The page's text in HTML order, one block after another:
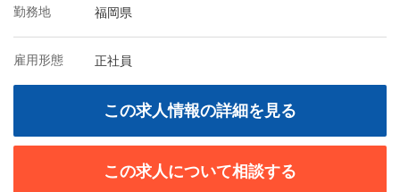
勤務地 福岡県
雇用形態 正社員
この求人情報の詳細を見る
この求人について相談する